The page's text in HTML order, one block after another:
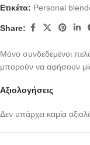
Ετικέτα: Personal
Share:
Αξιολογήσεις
Δεν υπάρχει καμία
Μόνο συνδεδεμένοι
μπορούν να αφήσουν